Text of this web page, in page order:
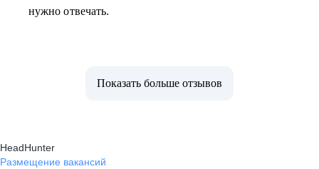
нужно отвечать.
Показать больше отзывов
HeadHunter
Размещение вакансий